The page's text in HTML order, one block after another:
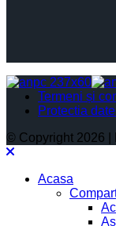
Termeni și
Protectia
© Copyright 2026 |
Acasa